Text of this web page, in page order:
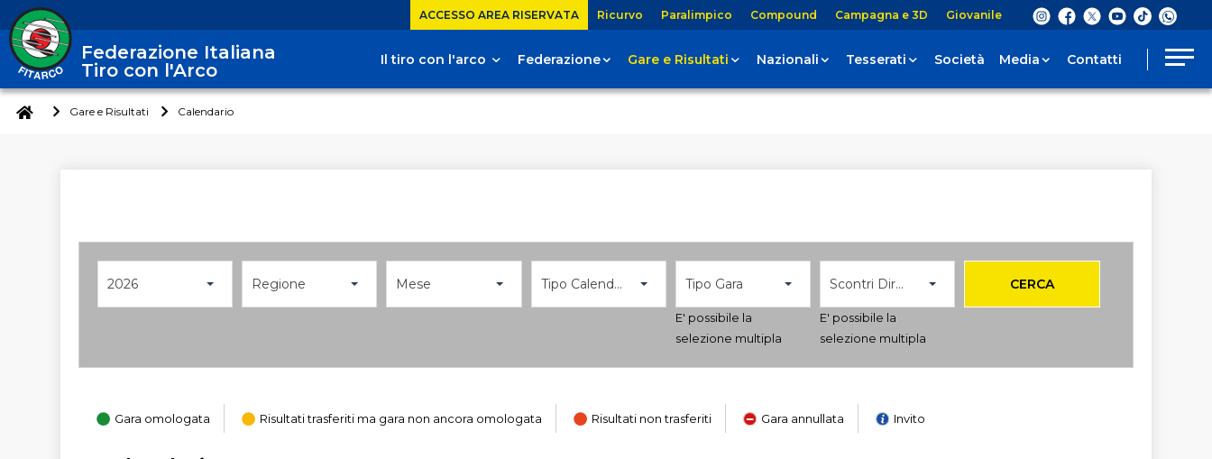
ACCESSO AREA RISERVATA Ricurvo Paralimpico Compound Campagna e 3D Giovanile
Federazione Italiana
Tiro con l'Arco
Il tiro con l'arco Federazione Gare e Risultati Nazionali Tesserati Società Media Contatti
Gare e Risultati Calendario
2026 Regione Mese Tipo Calendario Tipo Gara
E' possibile la
selezione multipla
Scontri Diretti
E' possibile la
selezione multipla
CERCA
Gara omologata Risultati trasferiti ma gara non ancora omologata Risultati non trasferiti Gara annullata Invito